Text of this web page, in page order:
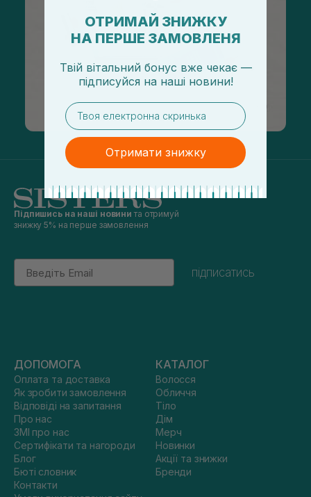
Підпишись на наші новини та отримуй
знижку 5% на перше замовлення
Email
підписатись
ДОПОМОГА
Оплата та доставка
Як зробити замовлення
Відповіді на запитання
Про нас
ЗМІ про нас
Сертифікати та нагороди
Блог
Бюті словник
Контакти
КАТАЛОГ
Волосся
Обличчя
Тіло
Дім
Мерч
Новинки
Акції та знижки
Бренди
ОТРИМАЙ ЗНИЖКУ
НА ПЕРШЕ ЗАМОВЛЕНЯ
Твій вітальний бонус вже чекає —
підписуйся на наші новини!
email
Отримати знижку